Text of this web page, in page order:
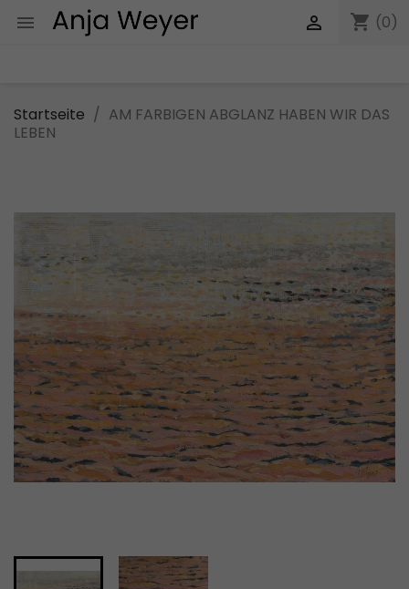
 shopping_cart (0)

Startseite
AM FARBIGEN ABGLANZ HABEN WIR DAS
LEBEN